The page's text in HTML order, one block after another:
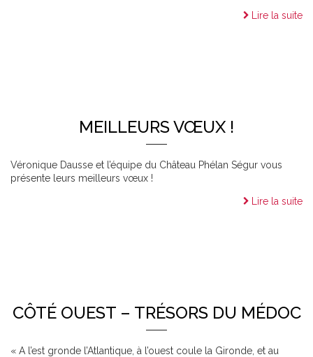
Lire la suite
MEILLEURS VŒUX !
Véronique Dausse et l’équipe du Château Phélan Ségur vous
présente leurs meilleurs vœux !
Lire la suite
CÔTÉ OUEST – TRÉSORS DU MÉDOC
« A l’est gronde l’Atlantique, à l’ouest coule la Gironde, et au